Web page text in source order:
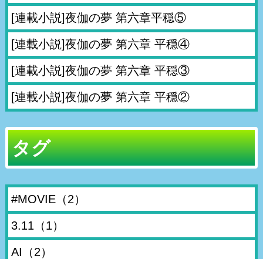
[連載小説]夜伽の夢 第六章平穏⑤
[連載小説]夜伽の夢 第六章 平穏④
[連載小説]夜伽の夢 第六章 平穏③
[連載小説]夜伽の夢 第六章 平穏②
タグ
#MOVIE（2）
3.11 （1）
AI （2）